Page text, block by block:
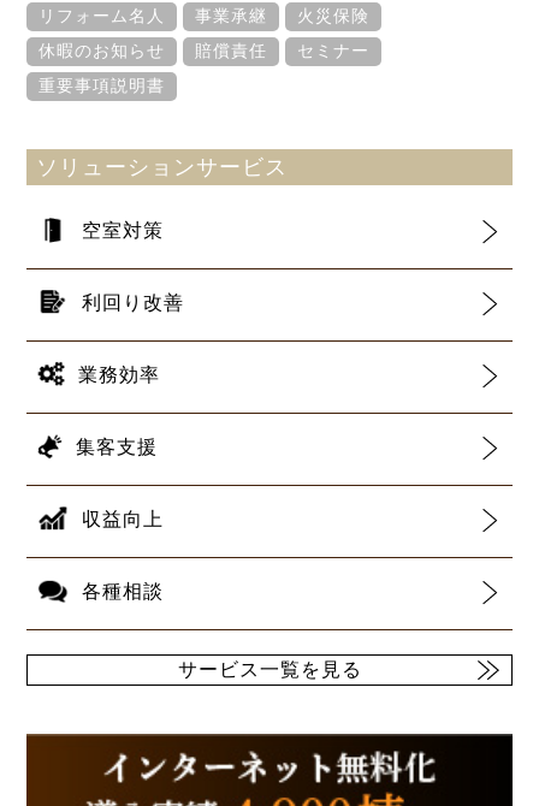
リフォーム名人
事業承継
火災保険
休暇のお知らせ
賠償責任
セミナー
重要事項説明書
ソリューションサービス
空室対策
利回り改善
業務効率
集客支援
収益向上
各種相談
サービス一覧を見る